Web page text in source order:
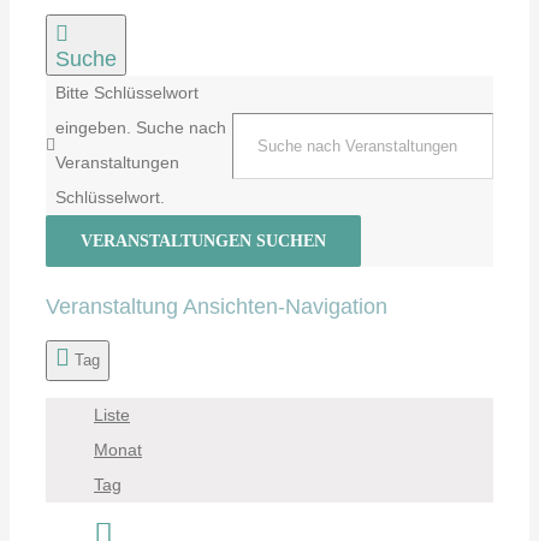
Suche
Bitte Schlüsselwort
eingeben. Suche nach
Veranstaltungen
Schlüsselwort.
VERANSTALTUNGEN SUCHEN
Veranstaltung Ansichten-Navigation
Tag
Liste
Monat
Tag